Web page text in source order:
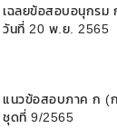
เฉลยข้อสอบอนุกร
วันที่ 20 พ.ย. 2565
แนวข้อสอบภาค ก (
ชุดที่ 9/2565